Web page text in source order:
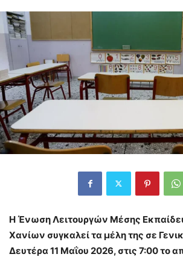
Η Ένωση Λειτουργών Μέσης
Χανίων συγκαλεί τα μέλη της σε
Δευτέρα 11 Μαΐου 2026, στις 7:00 το